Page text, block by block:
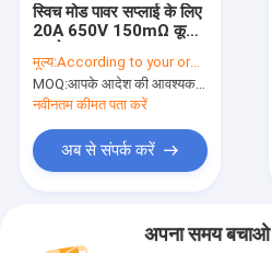
स्विच मोड पावर सप्लाई के लिए
20A 650V 150mΩ कूल
मूल्य:According to your order requirement
MOQ:आपके आदेश की आवश्यकता के अनुसार
नवीनतम कीमत पता करें
अब से संपर्क करें
अपना समय बचाओ